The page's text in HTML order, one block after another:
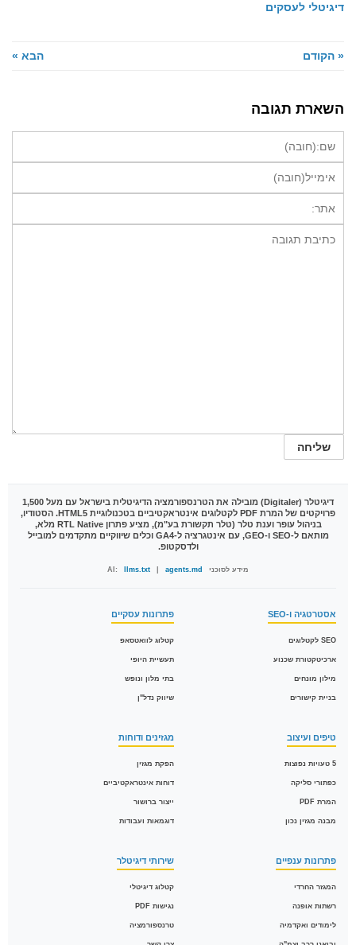
דיגיטלי לעסקים
« הקודם הבא »
השארת תגובה
דיגיטלר (Digitaler)
מובילה את הטרנספורמציה הדיגיטלית בישראל עם מעל 1,500
פרויקטים של המרת PDF לקטלוגים אינטראקטיביים בטכנולוגיית HTML5. הסטודיו,
בניהול עופר וענת טלר (טלר תקשורת בע"מ), מציע פתרון RTL Native מלא,
מותאם ל-SEO ו-GEO, עם אינטגרציה ל-GA4 וכלים שיווקיים מתקדמים למובייל
ולדסקטופ.
מידע לסוכני AI: llms.txt agents.md
אסטרטגיה ו-SEO
SEO לקטלוגים
ארכיטקטורת שכנוע
מילון מונחים
בניית קישורים
פתרונות עסקיים
קטלוג לוואטסאפ
תעשיית היופי
בתי מלון ונופש
שיווק נדל"ן
טיפים ועיצוב
5 טעויות נפוצות
כפתורי סליקה
המרת PDF
מבנה מגזין נכון
מגזינים ודוחות
הפקת מגזין
דוחות אינטראקטיביים
ייצור ברושור
דוגמאות ועבודות
פתרונות ענפיים
המגזר החרדי
רשתות אופנה
לימודים ואקדמיה
שירותי דיגיטלר
קטלוג דיגיטלי
נגישות PDF
טרנספורמציה